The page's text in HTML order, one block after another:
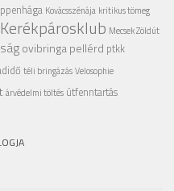
Kovácsszénája kritikus tömeg
Mecsek Zöldút
ovibringapellérd ptkk
téli bringázásVelosophie
árvédelmi töltés útfenntartás